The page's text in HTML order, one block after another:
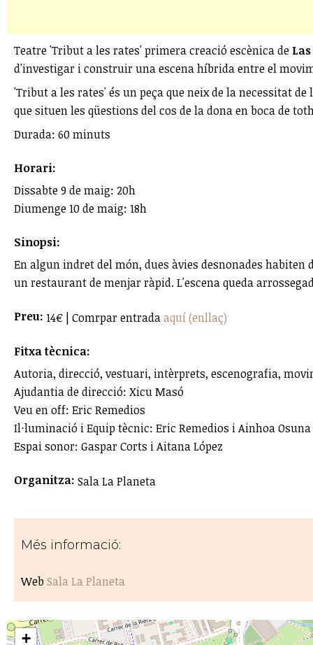
Teatre 'Tribut a les rates' primera creació escènica de
d'investigar i construir una escena híbrida entre el
'Tribut a les rates' és un peça que neix de la necessitat
que situen les qüestions del cos de la dona en boca de
Durada: 60 minuts
Horari:
Dissabte 9 de maig: 20h
Diumenge 10 de maig: 18h
Sinopsi:
En algun indret del món, dues àvies desnonades
un restaurant de menjar ràpid. L'escena queda
Preu: 14€ | Comrpar entradaaquí (enllaç)
Fitxa tècnica:
Autoria, direcció, vestuari, intèrprets, escenografia,
Ajudantia de direcció: Xicu Masó
Veu en off: Eric Remedios
Il·luminació i Equip tècnic: Eric Remedios i Ainhoa Osuna
Espai sonor: Gaspar Corts i Aitana López
Organitza: Sala La Planeta
Més informació:
Web Sala La Planeta
+